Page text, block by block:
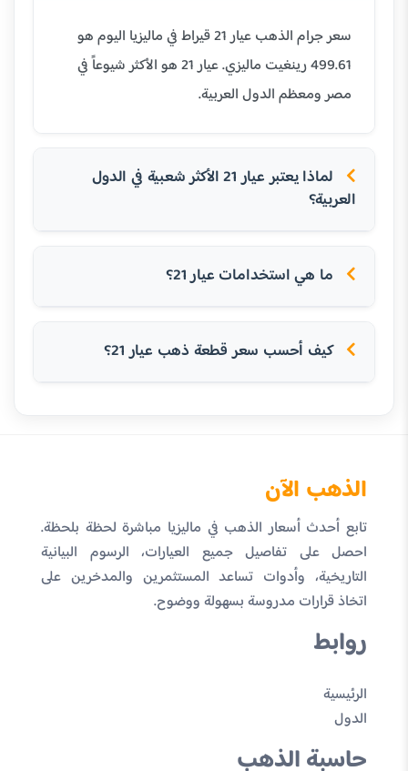
سعر جرام الذهب عيار 21 قيراط في ماليزيا اليوم هو
499.61 رينغيت ماليزي. عيار 21 هو الأكثر شيوعاً في
مصر ومعظم الدول العربية.
لماذا يعتبر عيار 21 الأكثر شعبية في الدول
العربية؟
ما هي استخدامات عيار 21؟
كيف أحسب سعر قطعة ذهب عيار 21؟
الذهب الآن
تابع أحدث أسعار الذهب في ماليزيا مباشرة لحظة بلحظة.
احصل على تفاصيل جميع العيارات، الرسوم البيانية
التاريخية، وأدوات تساعد المستثمرين والمدخرين على
اتخاذ قرارات مدروسة بسهولة ووضوح.
روابط
الرئيسية
الدول
حاسبة الذهب